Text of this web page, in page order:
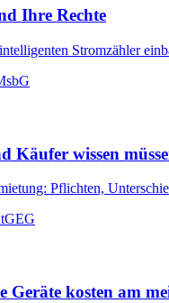
Ihre Rechte
Stromzähler
Käufer wissen
Pflichten,
GEG
Geräte kosten am